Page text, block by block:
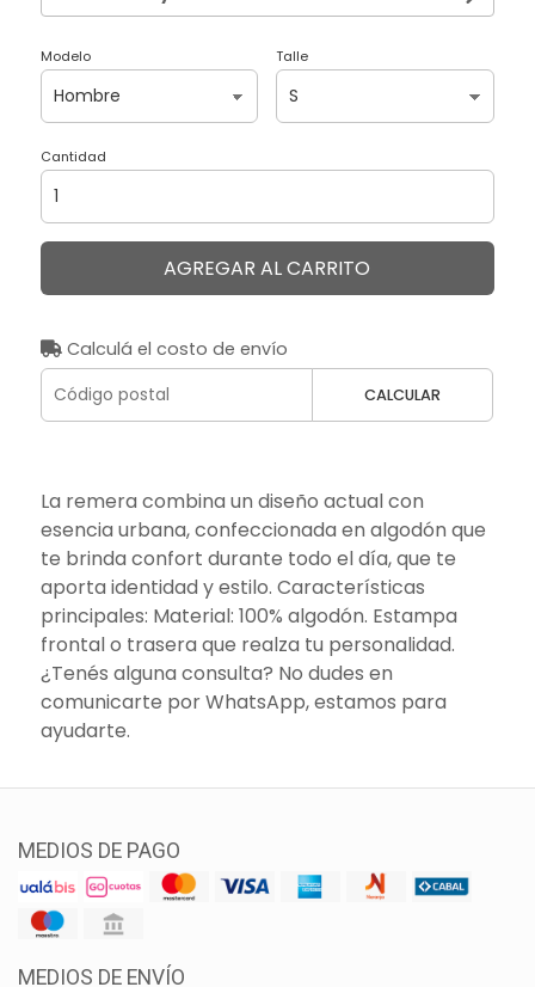
Modelo Talle
Cantidad
AGREGAR AL CARRITO
Calculá el costo de envío
CALCULAR
La remera combina un diseño actual con
esencia urbana, confeccionada en algodón que
te brinda confort durante todo el día, que te
aporta identidad y estilo. Características
principales: Material: 100% algodón. Estampa
frontal o trasera que realza tu personalidad.
¿Tenés alguna consulta? No dudes en
comunicarte por WhatsApp, estamos para
ayudarte.
MEDIOS DE PAGO
MEDIOS DE ENVÍO